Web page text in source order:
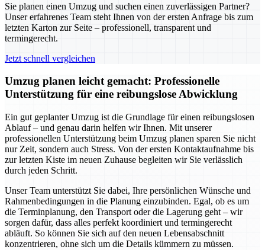
Sie planen einen Umzug und suchen einen zuverlässigen Partner?
Unser erfahrenes Team steht Ihnen von der ersten Anfrage bis zum
letzten Karton zur Seite – professionell, transparent und
termingerecht.
Jetzt schnell vergleichen
Umzug planen leicht gemacht: Professionelle
Unterstützung für eine reibungslose Abwicklung
Ein gut geplanter Umzug ist die Grundlage für einen reibungslosen
Ablauf – und genau darin helfen wir Ihnen. Mit unserer
professionellen Unterstützung beim Umzug planen sparen Sie nicht
nur Zeit, sondern auch Stress. Von der ersten Kontaktaufnahme bis
zur letzten Kiste im neuen Zuhause begleiten wir Sie verlässlich
durch jeden Schritt.
Unser Team unterstützt Sie dabei, Ihre persönlichen Wünsche und
Rahmenbedingungen in die Planung einzubinden. Egal, ob es um
die Terminplanung, den Transport oder die Lagerung geht – wir
sorgen dafür, dass alles perfekt koordiniert und termingerecht
abläuft. So können Sie sich auf den neuen Lebensabschnitt
konzentrieren, ohne sich um die Details kümmern zu müssen.